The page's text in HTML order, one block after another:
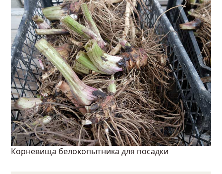
Корневища белокопытника для посадки